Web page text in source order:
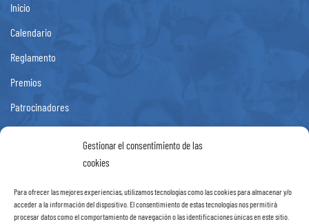
Gestionar el consentimiento de las
cookies
Para ofrecer las mejores experiencias, utilizamos tecnologías como las cookies para almacenar y/o
acceder a la información del dispositivo. El consentimiento de estas tecnologías nos permitirá
procesar datos como el comportamiento de navegación o las identificaciones únicas en este sitio.
Inicio
Calendario
Reglamento
Premios
Patrocinadores
Información